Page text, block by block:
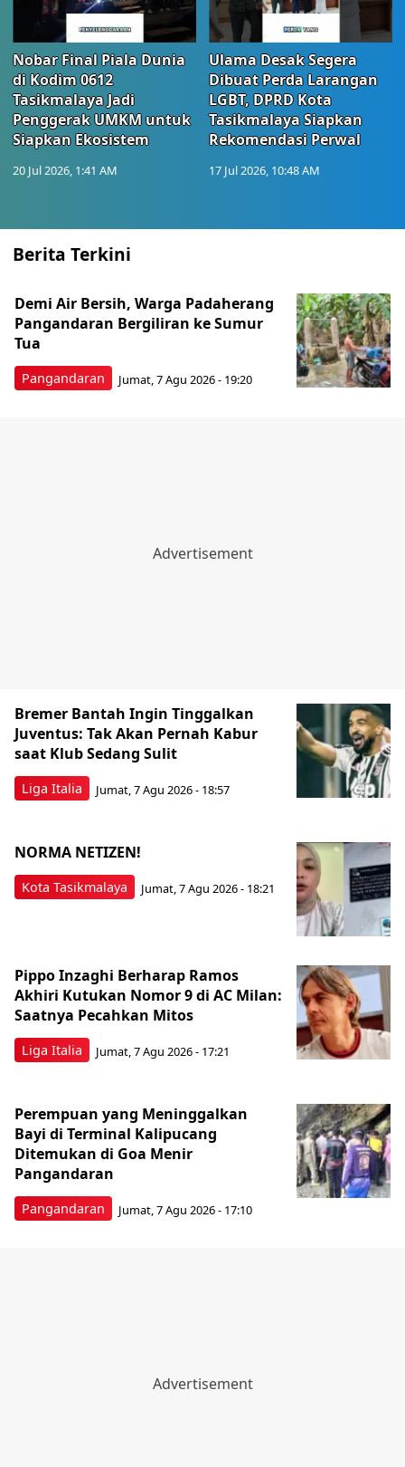
Nobar Final Piala Dunia
di Kodim 0612
Tasikmalaya Jadi
Penggerak UMKM untuk
Siapkan Ekosistem
20 Jul 2026, 1:41 AM
Ulama Desak Segera
Dibuat Perda Larangan
LGBT, DPRD Kota
Tasikmalaya Siapkan
Rekomendasi Perwal
17 Jul 2026, 10:48 AM
Berita Terkini
Pangandaran
Demi Air Bersih, Warga Padaherang
Pangandaran Bergiliran ke Sumur
Tua
Jumat, 7 Agu 2026 - 19:20
Liga Italia
Bremer Bantah Ingin Tinggalkan
Juventus: Tak Akan Pernah Kabur
saat Klub Sedang Sulit
Jumat, 7 Agu 2026 - 18:57
Kota Tasikmalaya
NORMA NETIZEN!
Jumat, 7 Agu 2026 - 18:21
Liga Italia
Pippo Inzaghi Berharap Ramos
Akhiri Kutukan Nomor 9 di AC Milan:
Saatnya Pecahkan Mitos
Jumat, 7 Agu 2026 - 17:21
Pangandaran
Perempuan yang Meninggalkan
Bayi di Terminal Kalipucang
Ditemukan di Goa Menir
Pangandaran
Jumat, 7 Agu 2026 - 17:10